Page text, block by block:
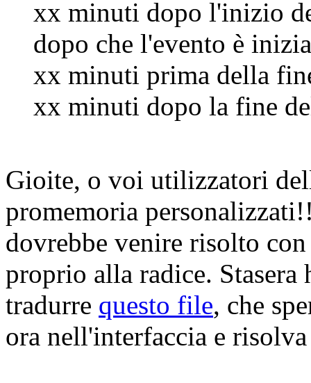
xx minuti dopo l'inizio
dopo che l'evento è
xx minuti prima della
xx minuti dopo la fine
Gioite, o voi utilizzatori
promemoria
dovrebbe venire risolto
proprio alla radice.
tradurre questo file, che
ora nell'interfaccia e